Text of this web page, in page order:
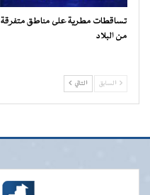
تساقطات مطرية على مناطق متفرقة
من البلاد
السابق التالي